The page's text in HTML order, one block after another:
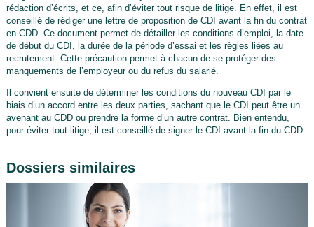
rédaction d’écrits, et ce, afin d’éviter tout risque de litige. En effet, il est
conseillé de rédiger une lettre de proposition de CDI avant la fin du contrat
en CDD. Ce document permet de détailler les conditions d’emploi, la date
de début du CDI, la durée de la période d’essai et les règles liées au
recrutement. Cette précaution permet à chacun de se protéger des
manquements de l’employeur ou du refus du salarié.
Il convient ensuite de déterminer les conditions du nouveau CDI par le
biais d’un accord entre les deux parties, sachant que le CDI peut être un
avenant au CDD ou prendre la forme d’un autre contrat. Bien entendu,
pour éviter tout litige, il est conseillé de signer le CDI avant la fin du CDD.
Dossiers similaires